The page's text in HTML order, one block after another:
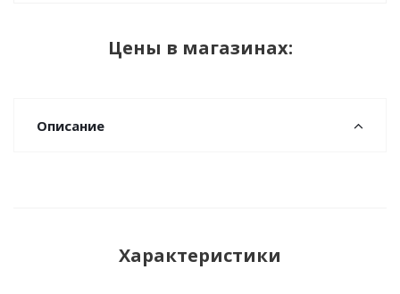
Цены в магазинах:
Описание
Характеристики